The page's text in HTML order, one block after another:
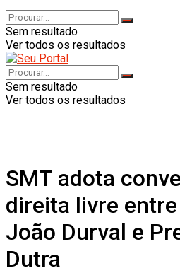
Sem resultado
Ver todos os resultados
Sem resultado
Ver todos os resultados
SMT adota
direita livre
João Durval e
Dutra